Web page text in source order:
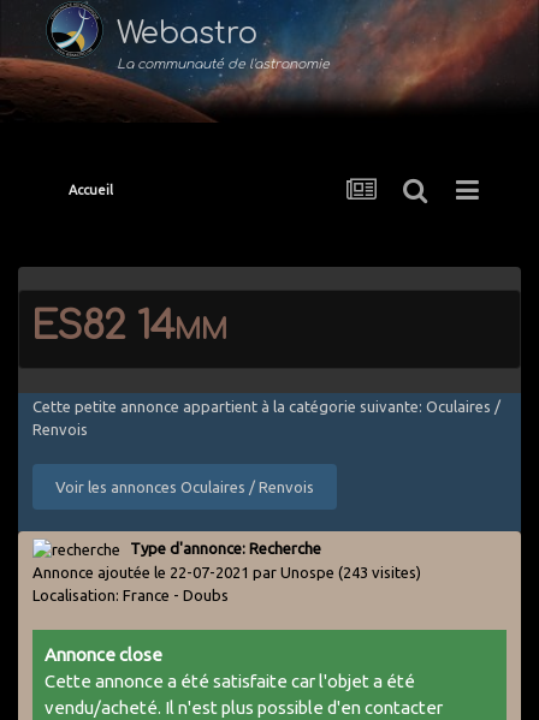
Webastro
La communauté de l'astronomie
Accueil
ES82 14mm
Cette petite annonce appartient à la catégorie suivante: Oculaires /
Renvois
Voir les annonces Oculaires / Renvois
Type d'annonce: Recherche
Annonce ajoutée le 22-07-2021 par Unospe (243 visites)
Localisation: France - Doubs
Annonce close
Cette annonce a été satisfaite car l'objet a été
vendu/acheté. Il n'est plus possible d'en contacter